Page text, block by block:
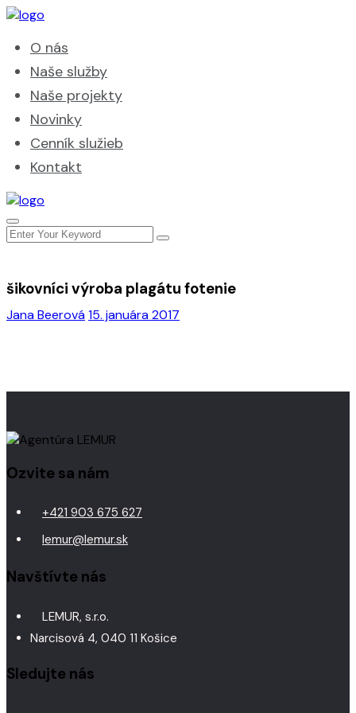
O nás
Naše služby
Naše projekty
Novinky
Cenník služieb
Kontakt
Jana Beerová15. januára 2017
šikovníci výroba plagátu fotenie
Ozvite sa nám
+421 903 675 627
lemur@lemur.sk
Navštívte nás
LEMUR, s.r.o.
Narcisová 4, 040 11 Košice
Sledujte nás